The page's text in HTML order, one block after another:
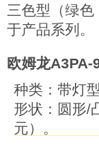
三色型（绿
于产品系列。
欧姆龙A3PA-
种类：带灯
形状：圆形/
元）。
输出数：